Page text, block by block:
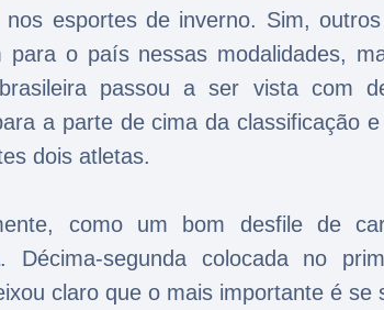
nos esportes de inverno. Sim,
para o país nessas modalidades,
passou a ser vista com
a parte de cima da classificação
dois atletas.
como um bom desfile de
. Décima-segunda colocada no
claro que o mais importante é